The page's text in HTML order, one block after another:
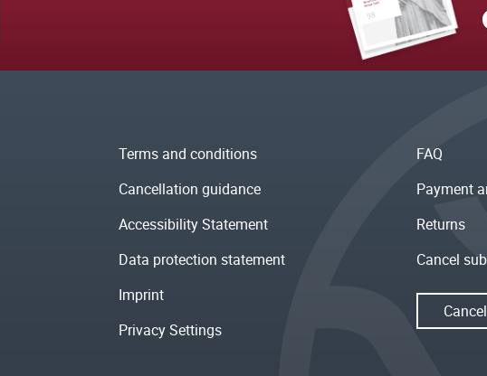
Terms and conditions
Cancellation guidance
Accessibility Statement
Data protection statement
Imprint
Privacy Settings
FAQ
Payment
Returns
Cancel